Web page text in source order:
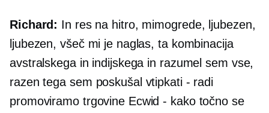
Richard: In res na hitro, mimogrede, ljubezen,
ljubezen, všeč mi je naglas, ta kombinacija
avstralskega in indijskega in razumel sem vse,
razen tega sem poskušal vtipkati - radi
promoviramo trgovine Ecwid - kako točno se